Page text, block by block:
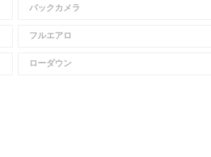
バックカメラ
フルエアロ
ローダウン